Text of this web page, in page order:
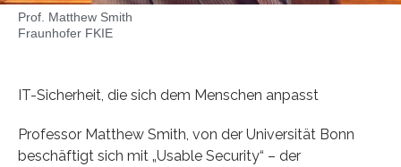
Prof. Matthew Smith
Fraunhofer FKIE
IT-Sicherheit, die sich dem Menschen anpasst
Professor Matthew Smith, von der Universität Bonn
beschäftigt sich mit „Usable Security“ – der